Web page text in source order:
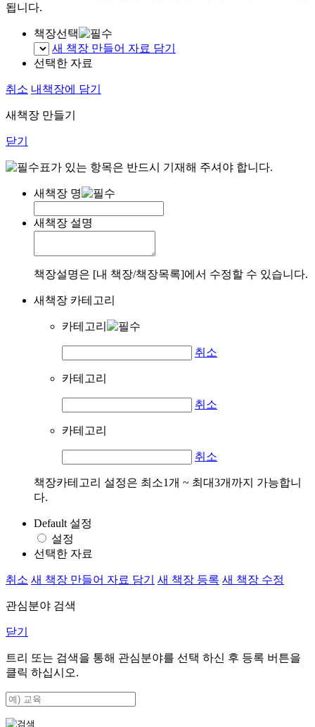
됩니다.
책장선택
새 책장 만들어 자료 담기
선택한 자료
취소 내책장에 담기
새책장 만들기
닫기
표가 있는 항목은 반드시 기재해 주셔야 합니다.
새책장 명
새책장 설명
책장설명은 [내 책장/책장목록]에서 수정할 수 있습니다.
새책장 카테고리
카테고리
취소
카테고리
취소
카테고리
취소
책장카테고리 설정은 최소1개 ~ 최대3개까지 가능합니
다.
Default 설정
설정
선택한 자료
취소 새 책장 만들어 자료 담기 새 책장 등록 새 책장 수정
관심분야 검색
닫기
트리 또는 검색을 통해 관심분야를 선택 하신 후 등록 버튼을
클릭 하십시오.